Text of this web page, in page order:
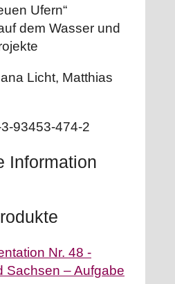
Ufern“
dem Wasser und
Licht, Matthias
93453-474-2
Information